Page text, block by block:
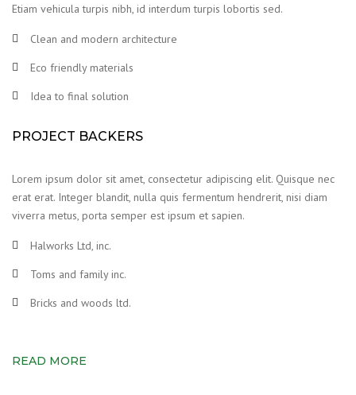
Etiam vehicula turpis nibh, id interdum turpis lobortis sed.
Clean and modern architecture
Eco friendly materials
Idea to final solution
PROJECT BACKERS
Lorem ipsum dolor sit amet, consectetur adipiscing elit. Quisque nec
erat erat. Integer blandit, nulla quis fermentum hendrerit, nisi diam
viverra metus, porta semper est ipsum et sapien.
Halworks Ltd, inc.
Toms and family inc.
Bricks and woods ltd.
READ MORE